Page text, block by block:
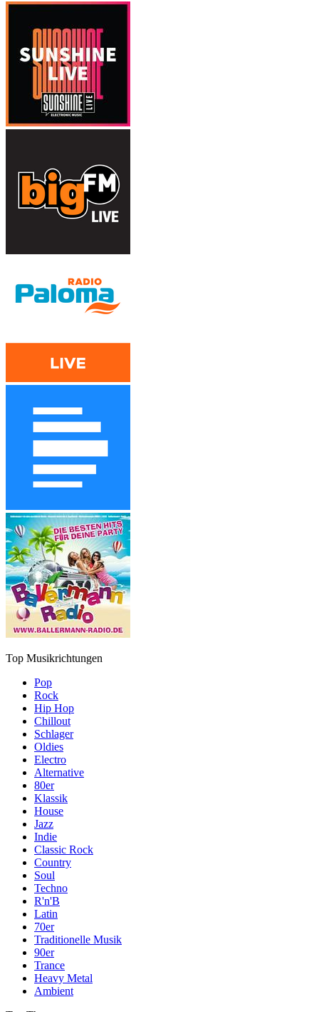
Top Musikrichtungen
Pop
Rock
Hip Hop
Chillout
Schlager
Oldies
Electro
Alternative
80er
Klassik
House
Jazz
Indie
Classic Rock
Country
Soul
Techno
R'n'B
Latin
70er
Traditionelle Musik
90er
Trance
Heavy Metal
Ambient